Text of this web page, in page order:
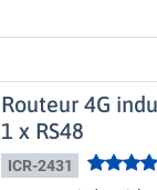
Routeur 4G
1 x RS48
ICR-2431